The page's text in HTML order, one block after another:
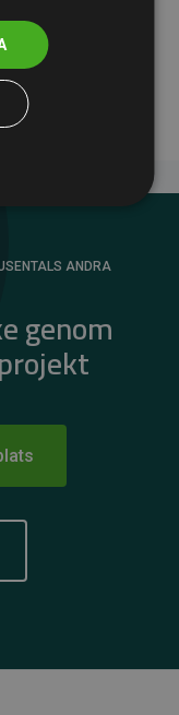
på att vårt
ANDRA
genom